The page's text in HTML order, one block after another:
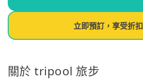
立即預訂，享受折扣
關於 tripool 旅步